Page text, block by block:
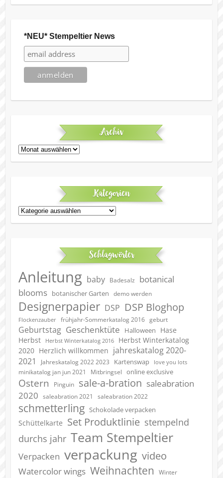
*NEU* Stempeltier News
Archiv
Archiv
Kategorien
Kategorien
Schlagwörter
Anleitung baby Badesalz
botanical
blooms botanischer Garten demo werden
Designerpapier DSP DSP Bloghop
Flockenzauber frühjahr-Sommerkatalog 2016 geburt
Geburtstag Geschenktüte Halloween
Hase
Herbst
Herbst Winterkatalog 2016
Herbst Winterkatalog
2020 Herzlich willkommen jahreskatalog 2020-
2021
Jahreskatalog 2022 2023 Kartenswap love you lots
minikatalog jan jun 2021 Mitbringsel online exclusive
Ostern Pinguin sale-a-bration saleabration
2020
saleabration 2021 saleabration 2022
schmetterling Schokolade verpacken
Schüttelkarte Set Produktlinie stempelnd
durchs jahr Team Stempeltier
Verpacken verpackung video
Watercolor wings Weihnachten Winter